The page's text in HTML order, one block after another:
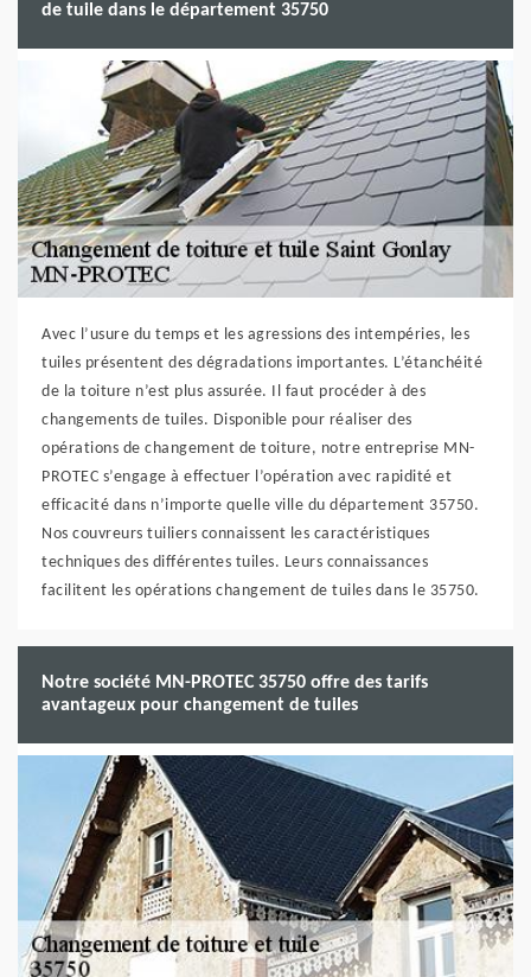
de tuile dans le département 35750
Avec l’usure du temps et les agressions des intempéries, les
tuiles présentent des dégradations importantes. L’étanchéité
de la toiture n’est plus assurée. Il faut procéder à des
changements de tuiles. Disponible pour réaliser des
opérations de changement de toiture, notre entreprise MN-
PROTEC s’engage à effectuer l’opération avec rapidité et
efficacité dans n’importe quelle ville du département 35750.
Nos couvreurs tuiliers connaissent les caractéristiques
techniques des différentes tuiles. Leurs connaissances
facilitent les opérations changement de tuiles dans le 35750.
Notre société MN-PROTEC 35750 offre des tarifs
avantageux pour changement de tuiles